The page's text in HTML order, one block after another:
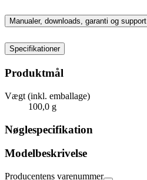
Manualer, downloads, garanti og support
Specifikationer
Produktmål
Vægt (inkl. emballage)
100,0 g
Nøglespecifikation
Modelbeskrivelse
Producentens varenummer